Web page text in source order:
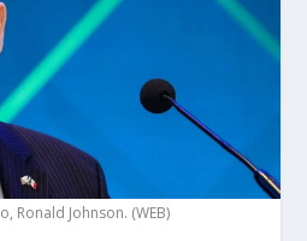
Ronald Johnson. (WEB)